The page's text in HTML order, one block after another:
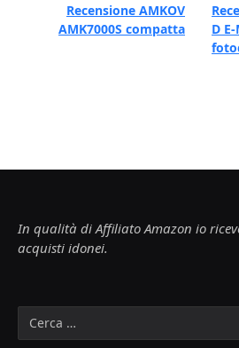
Recensione AMKOV
AMK7000S compatta
D
In qualità di Affiliato Amazon io
acquisti idonei.